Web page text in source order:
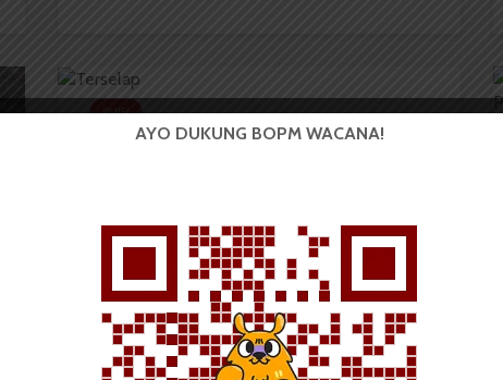
PUISI
Terselap
Annisa Octavi Sheren
25 Mei 2019
1 menit waktu baca
AYO DUKUNG BOPM WACANA!